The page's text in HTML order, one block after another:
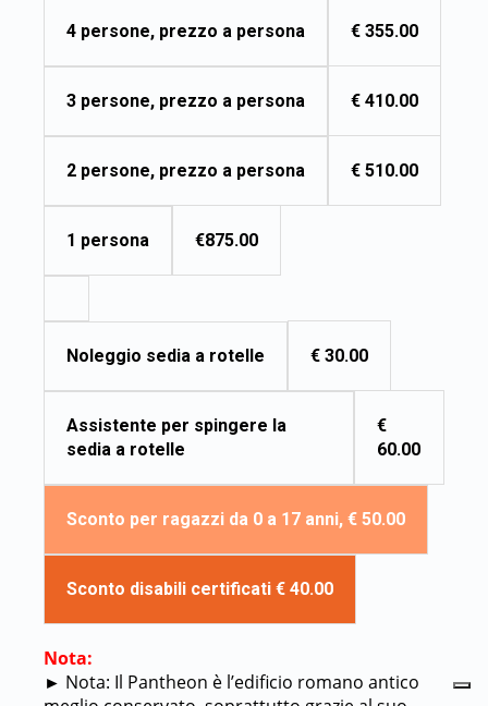
4 persone, prezzo a persona € 355.00
3 persone, prezzo a persona € 410.00
2 persone, prezzo a persona € 510.00
1 persona €875.00
Noleggio sedia a rotelle € 30.00
Assistente per spingere la
sedia a rotelle
€
60.00
Sconto per ragazzi da 0 a 17 anni, € 50.00
Sconto disabili certificati € 40.00
Nota:
► Nota: Il Pantheon è l’edificio romano antico